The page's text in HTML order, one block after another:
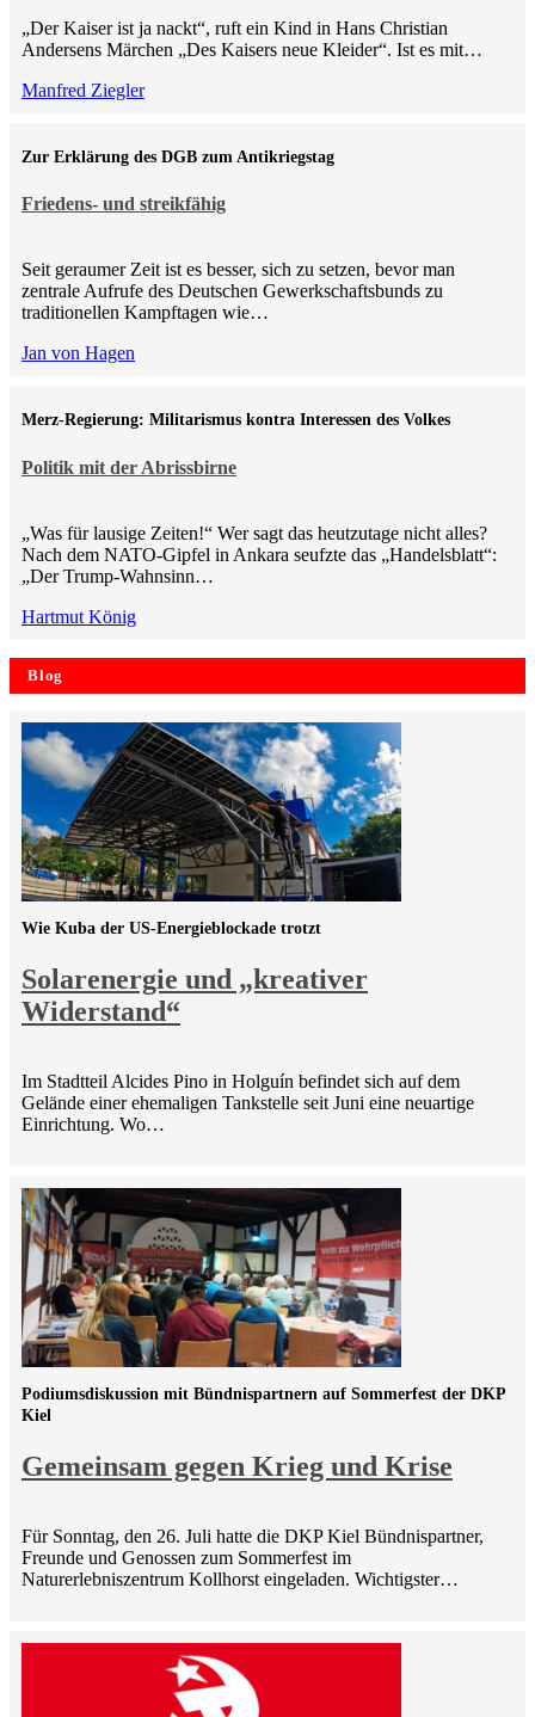
„Der Kaiser ist ja nackt“, ruft ein Kind in Hans Christian
Andersens Märchen „Des Kaisers neue Kleider“. Ist es mit…
Manfred Ziegler
Friedens- und streikfähig
Zur Erklärung des DGB zum Antikriegstag
Seit geraumer Zeit ist es besser, sich zu setzen, bevor man
zentrale Aufrufe des Deutschen Gewerkschaftsbunds zu
traditionellen Kampftagen wie…
Jan von Hagen
Politik mit der Abrissbirne
Merz-Regierung: Militarismus kontra Inte­ressen des Volkes
„Was für lausige Zeiten!“ Wer sagt das heutzutage nicht alles?
Nach dem NATO-Gipfel in Ankara seufzte das „Handelsblatt“:
„Der Trump-Wahnsinn…
Hartmut König
Blog
Solarenergie und „kreativer
Widerstand“
Wie Kuba der US-Energieblockade trotzt
Im Stadtteil Alcides Pino in Holguín befindet sich auf dem
Gelände einer ehemaligen Tankstelle seit Juni eine neuartige
Einrichtung. Wo…
Gemeinsam gegen Krieg und Krise
Podiumsdiskussion mit Bündnispartnern auf Sommerfest der DKP
Kiel
Für Sonntag, den 26. Juli hatte die DKP Kiel Bündnispartner,
Freunde und Genossen zum Sommerfest im
Naturerlebniszentrum Kollhorst eingeladen. Wichtigster…